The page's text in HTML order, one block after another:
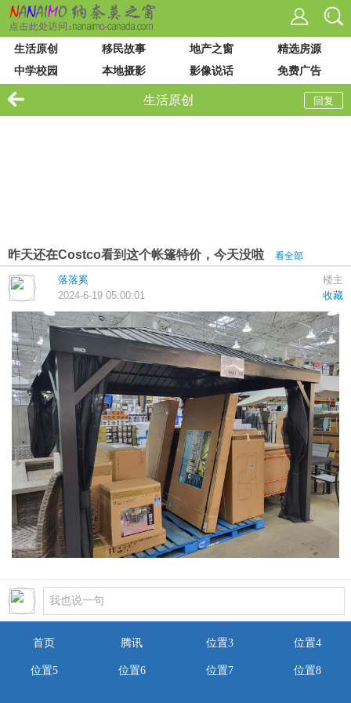
生活原创 移民故事 地产之窗
精选房源
中学校园
本地摄影 影像说话
免费广告
VIU 大学
站内搜索
回复
生活原创
昨天还在Costco看到这个帐篷特价，今天没啦 看全部
楼主
落落奚
收藏
2024-6-19 05:00:01
首页 腾讯 位置3 位置4
位置5 位置6 位置7 位置8